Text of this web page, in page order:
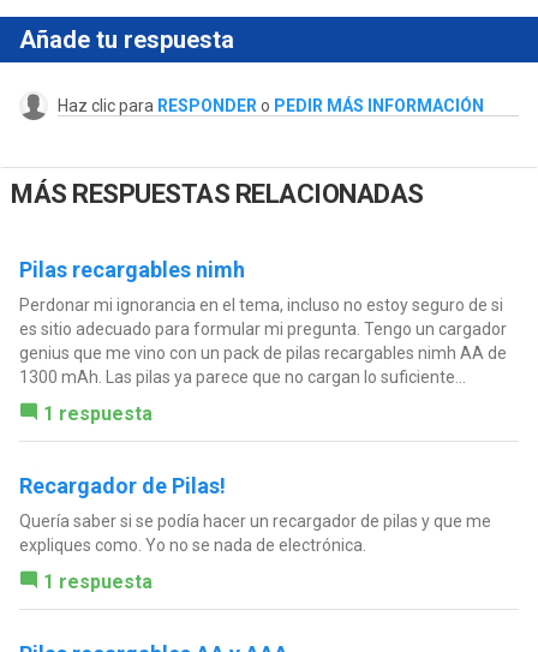
Añade tu respuesta
Haz clic para RESPONDER o PEDIR MÁS INFORMACIÓN
MÁS RESPUESTAS RELACIONADAS
Pilas recargables nimh
Perdonar mi ignorancia en el tema, incluso no estoy seguro de si
es sitio adecuado para formular mi pregunta. Tengo un cargador
genius que me vino con un pack de pilas recargables nimh AA de
1300 mAh. Las pilas ya parece que no cargan lo suficiente...
1 respuesta
Recargador de Pilas!
Quería saber si se podía hacer un recargador de pilas y que me
expliques como. Yo no se nada de electrónica.
1 respuesta